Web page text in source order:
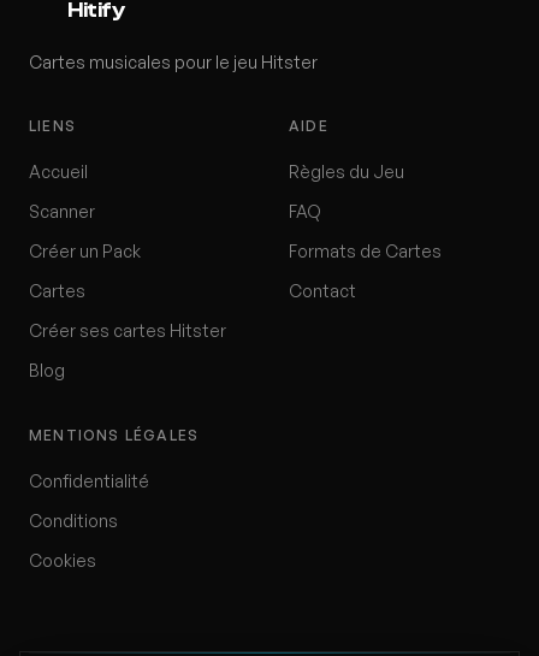
Hitify
Cartes musicales pour le jeu Hitster
LIENS
Accueil
Scanner
Créer un Pack
Cartes
Créer ses cartes Hitster
Blog
AIDE
Règles du Jeu
FAQ
Formats de Cartes
Contact
MENTIONS LÉGALES
Confidentialité
Conditions
Cookies